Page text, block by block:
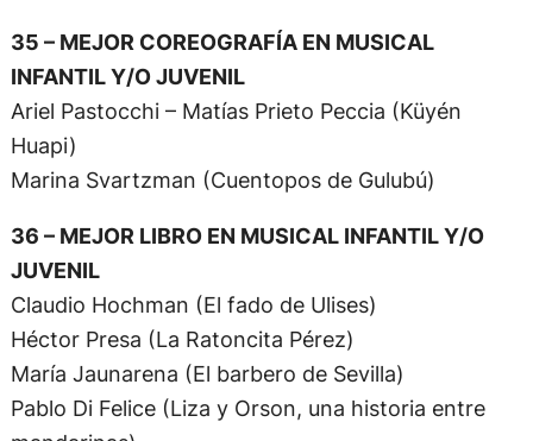
35 – MEJOR COREOGRAFÍA EN MUSICAL
INFANTIL Y/O JUVENIL
Ariel Pastocchi – Matías Prieto Peccia (Küyén
Huapi)
Marina Svartzman (Cuentopos de Gulubú)
36 – MEJOR LIBRO EN MUSICAL INFANTIL Y/O
JUVENIL
Claudio Hochman (El fado de Ulises)
Héctor Presa (La Ratoncita Pérez)
María Jaunarena (El barbero de Sevilla)
Pablo Di Felice (Liza y Orson, una historia entre